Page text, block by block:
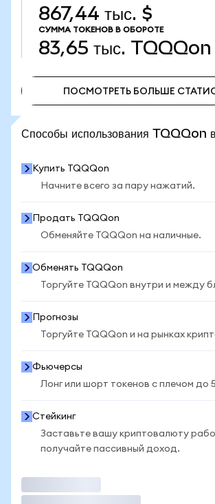
867,44 тыс. $
СУММА ТОКЕНОВ В ОБОРОТЕ
83,65 тыс. TQQQon
ПОСМОТРЕТЬ БОЛЬШЕ
Способы использования
Купить TQQQon
Начните всего за пару нажатий.
Продать TQQQon
Обменяйте TQQQon на наличные.
Обменять TQQQon
Торгуйте TQQQon внутри и между
Прогнозы
Торгуйте TQQQon и на рынках
Фьючерсы
Лонг или шорт токенов с плечом до
Стейкинг
Заставьте вашу криптовалюту
получайте пассивный доход.